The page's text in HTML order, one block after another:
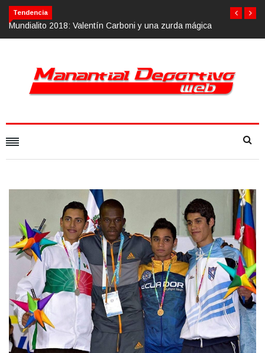
Tendencia
y una zurda mágica Calvario Race 2018, 10 de noviembre